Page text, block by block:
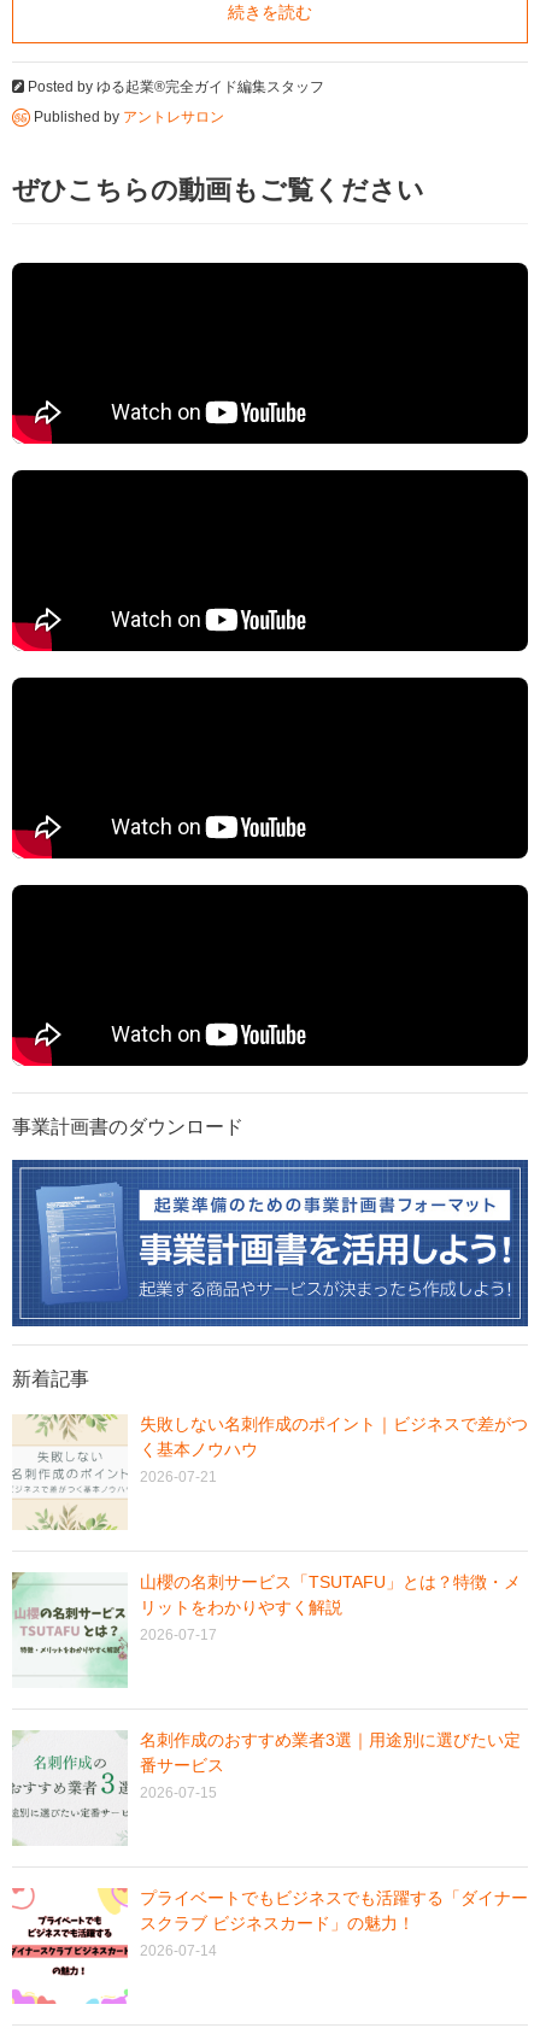
続きを読む
Posted by ゆる起業®完全ガイド編集スタッフ
Published by アントレサロン
ぜひこちらの動画もご覧ください
事業計画書のダウンロード
新着記事
失敗しない名刺作成のポイント｜ビジネスで差がつ
く基本ノウハウ
2026-07-21
山櫻の名刺サービス「TSUTAFU」とは？特徴・メ
リットをわかりやすく解説
2026-07-17
名刺作成のおすすめ業者3選｜用途別に選びたい定
番サービス
2026-07-15
プライベートでもビジネスでも活躍する「ダイナー
スクラブ ビジネスカード」の魅力！
2026-07-14